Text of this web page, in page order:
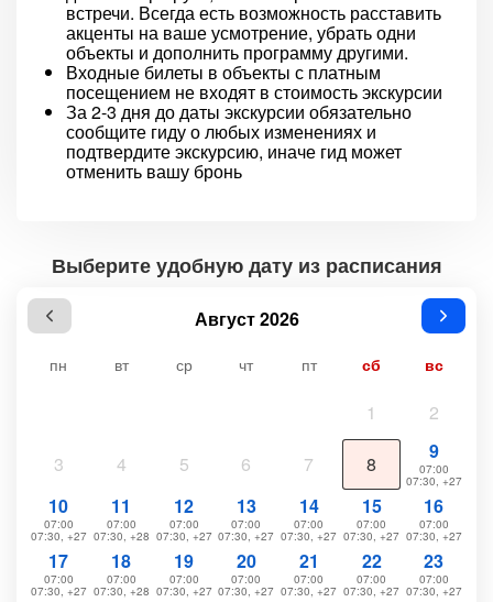
встречи. Всегда есть возможность расставить
акценты на ваше усмотрение, убрать одни
объекты и дополнить программу другими.
Входные билеты в объекты с платным
посещением не входят в стоимость экскурсии
За 2-3 дня до даты экскурсии обязательно
сообщите гиду о любых изменениях и
подтвердите экскурсию, иначе гид может
отменить вашу бронь
Выберите удобную дату из расписания
Август 2026
пн вт ср чт пт сб вс
1 2
3 4 5 6 7 8
9
07:00
07:30, +27
10
07:00
07:30, +27
11
07:00
07:30, +28
12
07:00
07:30, +27
13
07:00
07:30, +27
14
07:00
07:30, +27
15
07:00
07:30, +27
16
07:00
07:30, +27
17
07:00
07:30, +27
18
07:00
07:30, +28
19
07:00
07:30, +27
20
07:00
07:30, +27
21
07:00
07:30, +27
22
07:00
07:30, +27
23
07:00
07:30, +27